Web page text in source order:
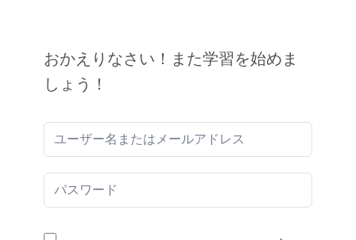
おかえりなさい！また学習を始めま
しょう！